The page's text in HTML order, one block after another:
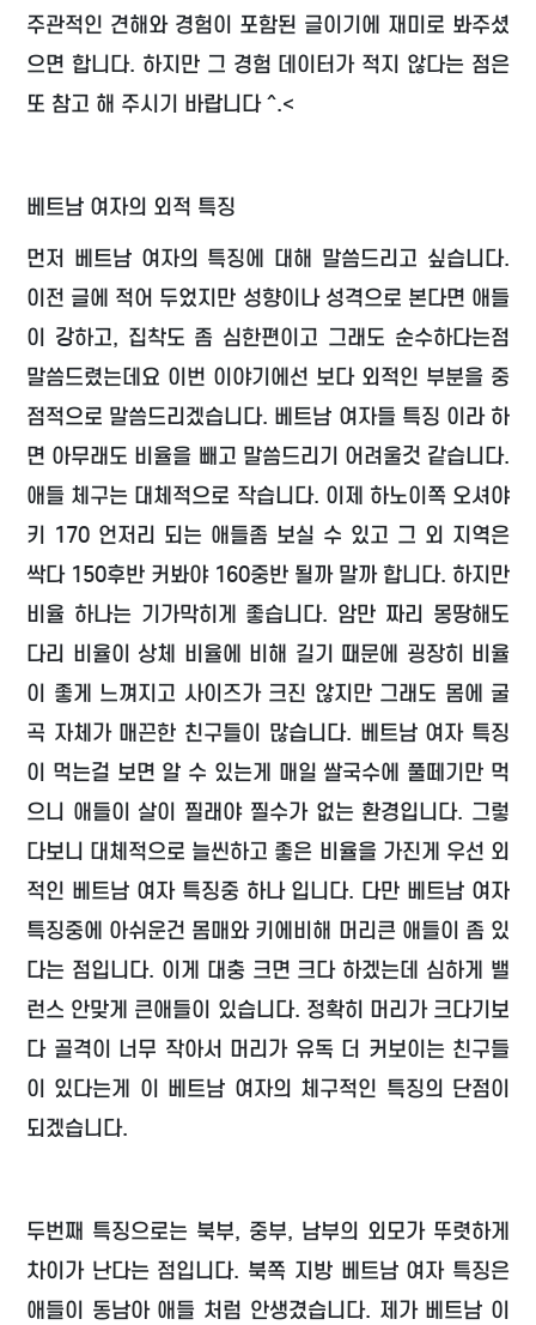
주관적인 견해와 경험이 포함된 글이기에 재미로 봐주셨
으면 합니다. 하지만 그 경험 데이터가 적지 않다는 점은
또 참고 해 주시기 바랍니다 ^.<
베트남 여자의 외적 특징
먼저 베트남 여자의 특징에 대해 말씀드리고 싶습니다.
이전 글에 적어 두었지만 성향이나 성격으로 본다면 애들
이 강하고, 집착도 좀 심한편이고 그래도 순수하다는점
말씀드렸는데요 이번 이야기에선 보다 외적인 부분을 중
점적으로 말씀드리겠습니다. 베트남 여자들 특징 이라 하
면 아무래도 비율을 빼고 말씀드리기 어려울것 같습니다.
애들 체구는 대체적으로 작습니다. 이제 하노이쪽 오셔야
키 170 언저리 되는 애들좀 보실 수 있고 그 외 지역은
싹다 150후반 커봐야 160중반 될까 말까 합니다. 하지만
비율 하나는 기가막히게 좋습니다. 암만 짜리 몽땅해도
다리 비율이 상체 비율에 비해 길기 때문에 굉장히 비율
이 좋게 느껴지고 사이즈가 크진 않지만 그래도 몸에 굴
곡 자체가 매끈한 친구들이 많습니다. 베트남 여자 특징
이 먹는걸 보면 알 수 있는게 매일 쌀국수에 풀떼기만 먹
으니 애들이 살이 찔래야 찔수가 없는 환경입니다. 그렇
다보니 대체적으로 늘씬하고 좋은 비율을 가진게 우선 외
적인 베트남 여자 특징중 하나 입니다. 다만 베트남 여자
특징중에 아쉬운건 몸매와 키에비해 머리큰 애들이 좀 있
다는 점입니다. 이게 대충 크면 크다 하겠는데 심하게 밸
런스 안맞게 큰애들이 있습니다. 정확히 머리가 크다기보
다 골격이 너무 작아서 머리가 유독 더 커보이는 친구들
이 있다는게 이 베트남 여자의 체구적인 특징의 단점이
되겠습니다.
두번째 특징으로는 북부, 중부, 남부의 외모가 뚜렷하게
차이가 난다는 점입니다. 북쪽 지방 베트남 여자 특징은
애들이 동남아 애들 처럼 안생겼습니다. 제가 베트남 이